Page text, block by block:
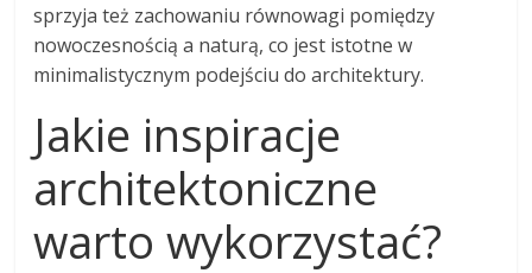
sprzyja też zachowaniu równowagi pomiędzy
nowoczesnością a naturą, co jest istotne w
minimalistycznym podejściu do architektury.
Jakie inspiracje
architektoniczne
warto wykorzystać?